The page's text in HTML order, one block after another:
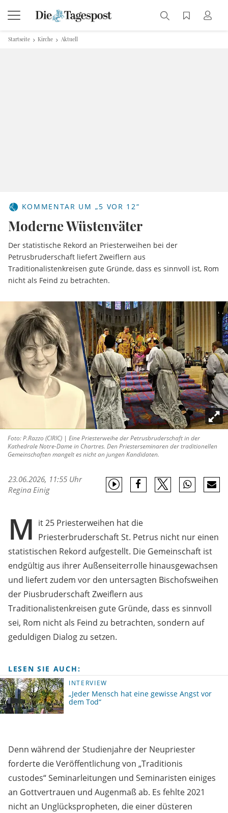
Startseite Kirche Aktuell
KOMMENTAR UM „5 VOR 12“
Moderne Wüstenväter
Der statistische Rekord an Priesterweihen bei der
Petrusbruderschaft liefert Zweiflern aus
Traditionalistenkreisen gute Gründe, dass es sinnvoll ist, Rom
nicht als Feind zu betrachten.
Foto: P.Razzo (CIRIC) | Eine Priesterweihe der Petrusbruderschaft in der
Kathedrale Notre-Dame in Chartres. Den Priesterseminaren der traditionellen
Gemeinschaften mangelt es nicht an jungen Kandidaten.
23.06.2026, 11:55 Uhr
Regina Einig
M it 25 Priesterweihen hat die
Priesterbruderschaft St. Petrus nicht nur einen
statistischen Rekord aufgestellt. Die Gemeinschaft ist
endgültig aus ihrer Außenseiterrolle hinausgewachsen
und liefert zudem vor den untersagten Bischofsweihen
der Piusbruderschaft Zweiflern aus
Traditionalistenkreisen gute Gründe, dass es sinnvoll
sei, Rom nicht als Feind zu betrachten, sondern auf
geduldigen Dialog zu setzen.
LESEN SIE AUCH:
INTERVIEW
„Jeder Mensch hat eine gewisse Angst vor
dem Tod“
Denn während der Studienjahre der Neupriester
forderte die Veröffentlichung von „Traditionis
custodes“ Seminarleitungen und Seminaristen einiges
an Gottvertrauen und Augenmaß ab. Es fehlte 2021
nicht an Unglückspropheten, die einer düsteren